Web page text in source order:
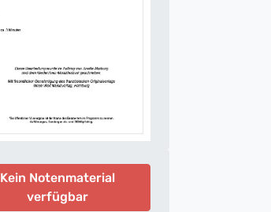
Kein Notenmaterial
verfügbar